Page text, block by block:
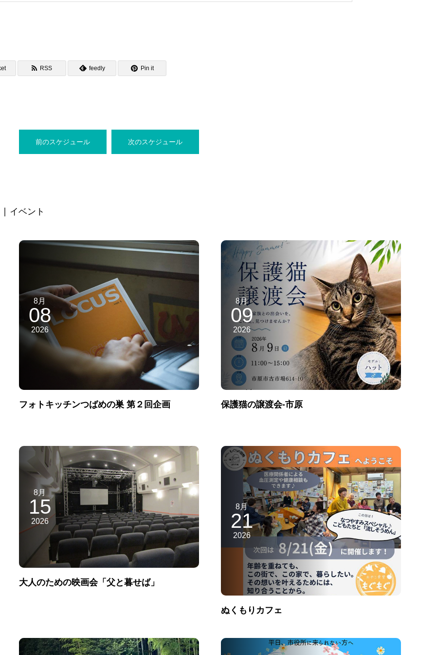
RSS feedly Pin it
前のスケジュール 次のスケジュール
| イベント
8月
08
2026
フォトキッチンつばめの巣 第２回企画
8月
09
2026
保護猫の譲渡会-市原
8月
15
2026
大人のための映画会「父と暮せば」
8月
21
2026
ぬくもりカフェ